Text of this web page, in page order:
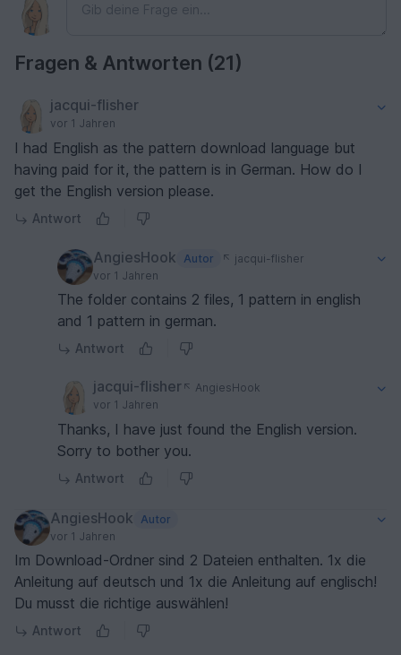
Fragen & Antworten (21)
jacqui-flisher
vor 1 Jahren
I had English as the pattern download language but
having paid for it, the pattern is in German. How do I
get the English version please.
Antwort
AngiesHook Autor
jacqui-flisher
vor 1 Jahren
The folder contains 2 files, 1 pattern in english
and 1 pattern in german.
Antwort
jacqui-flisher
AngiesHook
vor 1 Jahren
Thanks, I have just found the English version.
Sorry to bother you.
Antwort
AngiesHook
Autor
vor 1 Jahren
Im Download-Ordner sind 2 Dateien enthalten. 1x die
Anleitung auf deutsch und 1x die Anleitung auf englisch!
Du musst die richtige auswählen!
Antwort